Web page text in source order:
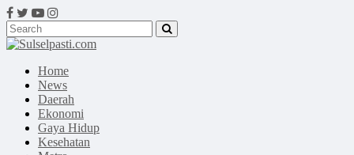
Home
News
Daerah
Ekonomi
Gaya Hidup
Kesehatan